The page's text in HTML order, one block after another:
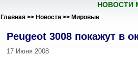
НОВОСТИ
Главная >> Новости >> Мировые
Peugeot 3008 покажут в
17 Июня 2008